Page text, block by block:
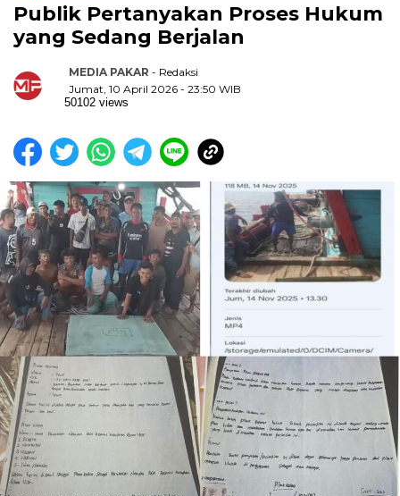
Publik Pertanyakan Proses Hukum
yang Sedang Berjalan
MEDIA PAKAR - Redaksi
Jumat, 10 April 2026 - 23:50 WIB
50102 views